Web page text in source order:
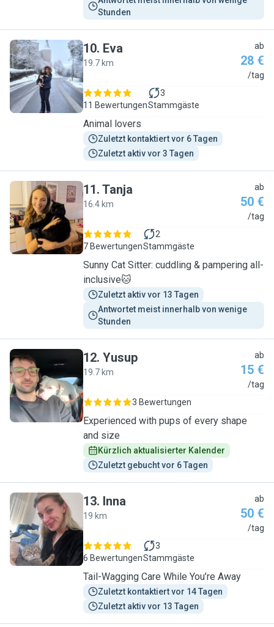
Stunden
E
10. Eva
19.7 km
ab
28 €
/tag
11 Bewertungen
3
Stammgäste
Animal lovers
Zuletzt kontaktiert vor 6 Tagen
Zuletzt aktiv vor 3 Tagen
T
11. Tanja
16.4 km
ab
50 €
/tag
7 Bewertungen
2
Stammgäste
Sunny Cat Sitter: cuddling & pampering all-
inclusive🐱
Zuletzt aktiv vor 13 Tagen
Antwortet meist innerhalb von wenige
Stunden
Y
12. Yusup
19.7 km
ab
15 €
/tag
3 Bewertungen
Experienced with pups of every shape
and size
Kürzlich aktualisierter Kalender
Zuletzt gebucht vor 6 Tagen
I
13. Inna
19 km
ab
50 €
/tag
6 Bewertungen
3
Stammgäste
Tail-Wagging Care While You’re Away
Zuletzt kontaktiert vor 14 Tagen
Zuletzt aktiv vor 13 Tagen